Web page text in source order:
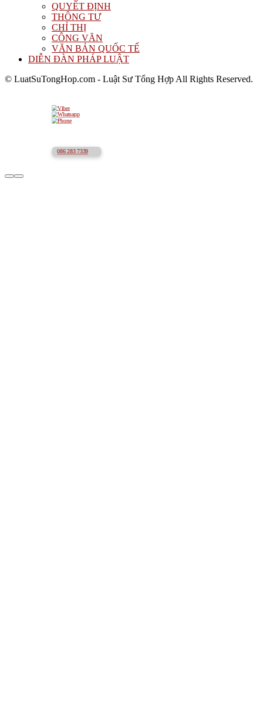
QUYẾT ĐỊNH
THÔNG TƯ
CHỈ THỊ
CÔNG VĂN
VĂN BẢN QUỐC TẾ
DIỄN ĐÀN PHÁP LUẬT
© LuatSuTongHop.com - Luật Sư Tổng Hợp All Rights Reserved.
086 283 7339